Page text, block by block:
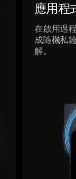
應用程
在啟用過
成隨機私
解。